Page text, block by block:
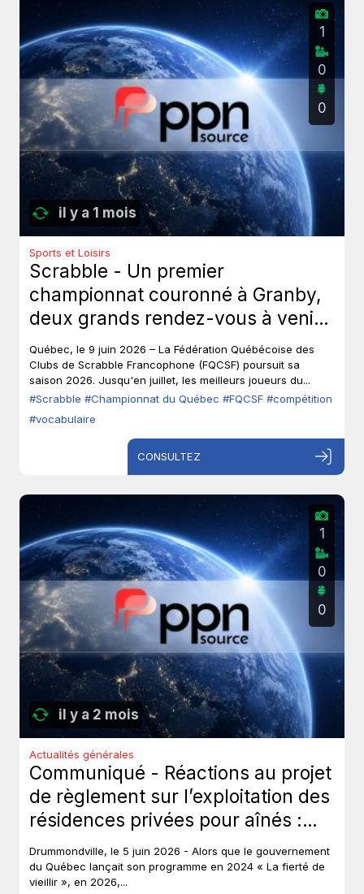
il y a 1 mois
1
0
0
Sports et Loisirs
Scrabble - Un premier
championnat couronné à Granby,
deux grands rendez-vous à venir
au Québec.
Québec, le 9 juin 2026 – La Fédération Québécoise des
Clubs de Scrabble Francophone (FQCSF) poursuit sa
saison 2026. Jusqu'en juillet, les meilleurs joueurs du...
#Scrabble #Championnat du Québec #FQCSF #compétition
#vocabulaire
CONSULTEZ
il y a 2 mois
1
0
0
Actualités générales
Communiqué - Réactions au projet
de règlement sur l’exploitation des
résidences privées pour aînés :
Les aînés ont-ils toujours leur droit
de parole?
Drummondville, le 5 juin 2026 - Alors que le gouvernement
du Québec lançait son programme en 2024 « La fierté de
vieillir », en 2026,...